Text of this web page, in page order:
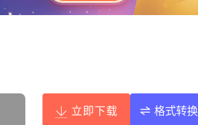
立即下载 格式转换